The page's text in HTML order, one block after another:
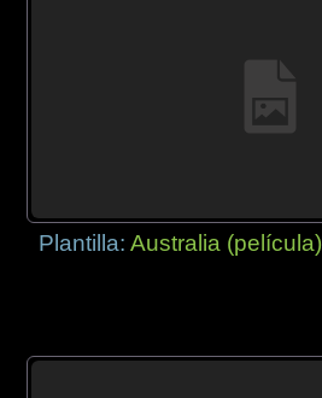
Plantilla:Australia (película)